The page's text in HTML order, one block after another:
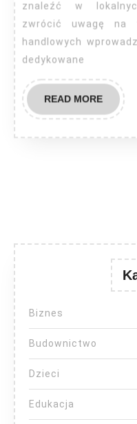
znaleźć w
zwrócić uwagę
handlowych
dedykowane
READ MOREREAD
MORE
Biznes
Budownictwo
Dzieci
Edukacja